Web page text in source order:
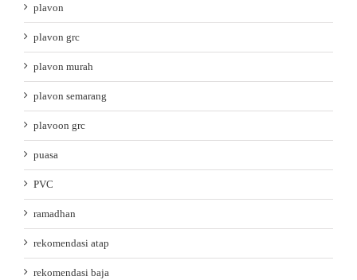
plavon
plavon grc
plavon murah
plavon semarang
plavoon grc
puasa
PVC
ramadhan
rekomendasi atap
rekomendasi baja